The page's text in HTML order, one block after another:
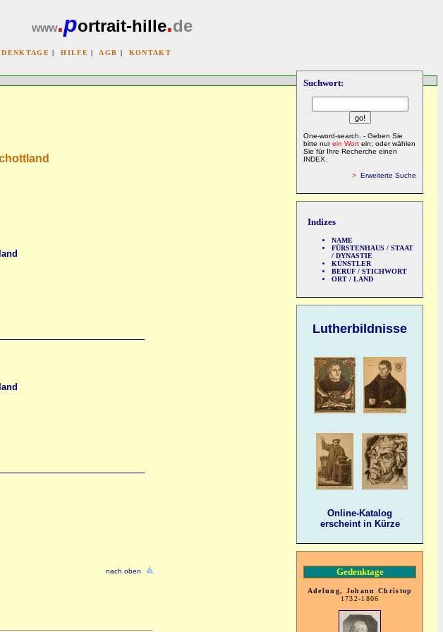
www.portrait-hille.de
|HILFE | AGB | KONTAKT
Suchwort:
One-word-search. - Geben Sie
bitte nurein Wort ein; oder wählen
Sie für Ihre Recherche einen
INDEX.
> Erweiterte Suche
Indizes
NAME
FÜRSTENHAUS / STAAT
/ DYNASTIE
KÜNSTLER
BERUF / STICHWORT
ORT / LAND
Lutherbildnisse
Online-Katalog
erscheint in Kürze
Gedenktage
Adelung, Johann Christop
1732-1806
nach oben